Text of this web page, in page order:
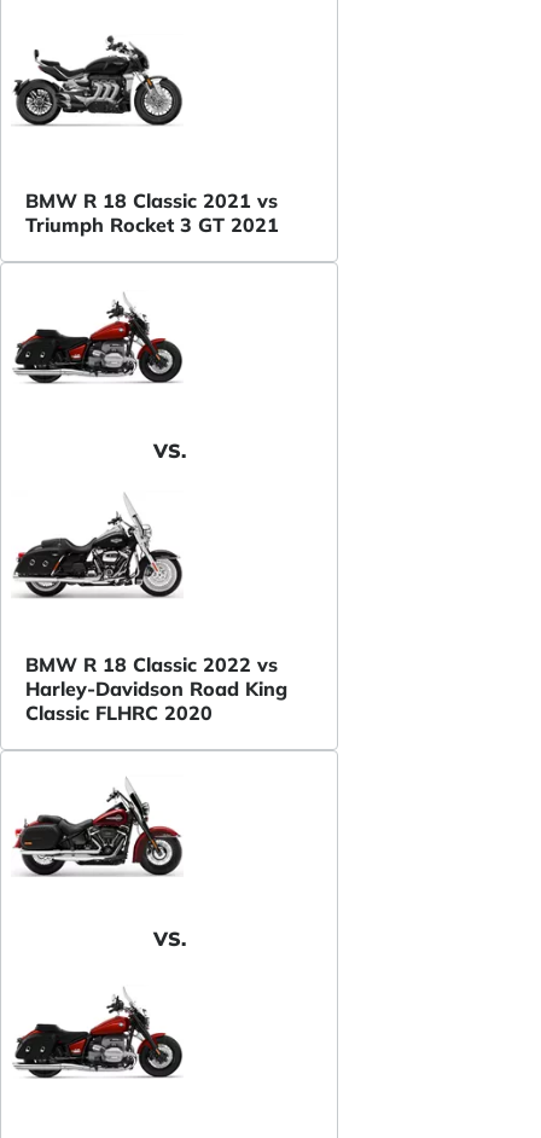
BMW R 18 Classic 2021 vs
Triumph Rocket 3 GT 2021
VS.
BMW R 18 Classic 2022 vs
Harley-Davidson Road King
Classic FLHRC 2020
VS.